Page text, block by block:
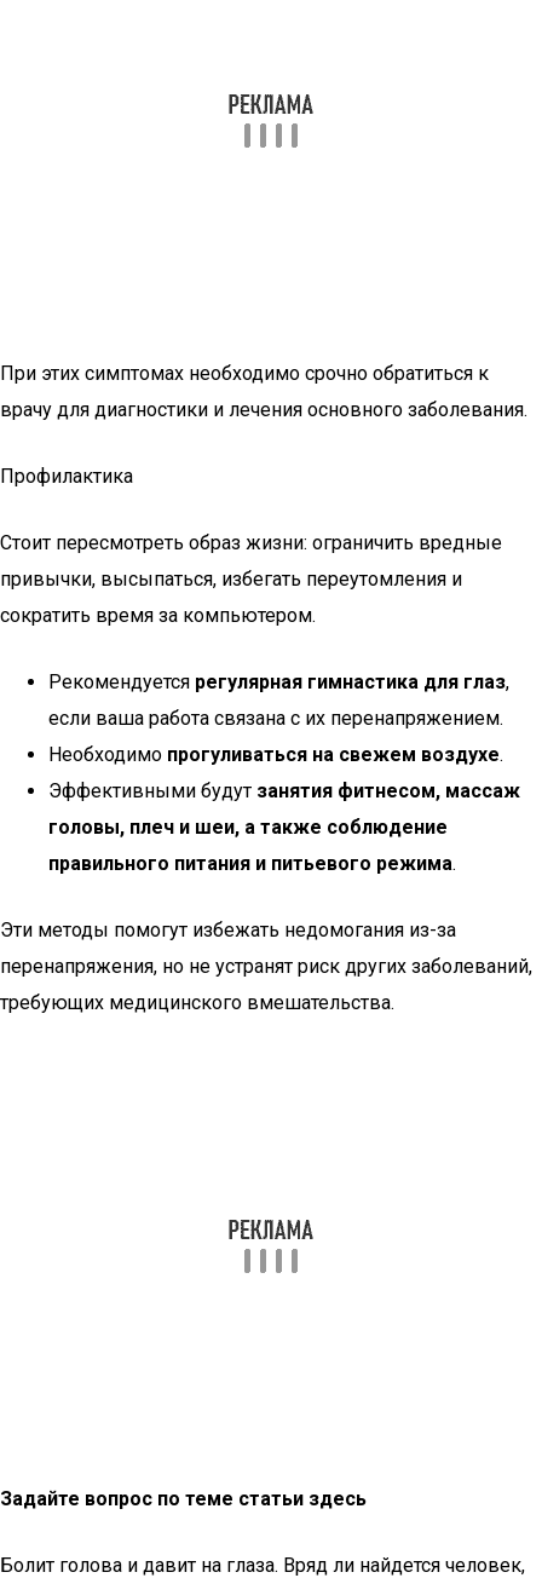
При этих симптомах необходимо срочно обратиться к
врачу для диагностики и лечения основного заболевания.
Профилактика
Стоит пересмотреть образ жизни: ограничить вредные
привычки, высыпаться, избегать переутомления и
сократить время за компьютером.
Рекомендуется регулярная гимнастика для глаз,
если ваша работа связана с их перенапряжением.
Необходимо прогуливаться на свежем воздухе.
Эффективными будут занятия фитнесом, массаж
головы, плеч и шеи, а также соблюдение
правильного питания и питьевого режима.
Эти методы помогут избежать недомогания из-за
перенапряжения, но не устранят риск других заболеваний,
требующих медицинского вмешательства.
Задайте вопрос по теме статьи здесь
Болит голова и давит на глаза. Вряд ли найдется человек,